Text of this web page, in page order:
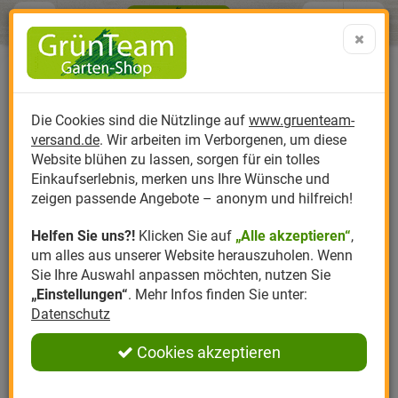
Produktkatalog
Anzucht
Dünger
Erde
Kompost
Pflanzenstärkung
Nützlinge Nützlinge gegen
Nützlingsarten
Nützlingsförderung
Nützlingszubehör
Hersteller
Biplantol
Felco
Gloria
Greenfield
Romberg
Themenwelt
Gemüsegarten
Rasen
Rosen
Ziergarten
Kräutergarten
Ratgeber
Aktuelle Themen
Schädlinge aktuell
Angebote
Sparsets / Set-
Angebote
0 ARTIKEL IM WARENKORB
Ergebnisse () Fertig
Menü Search
Die Cookies sind die Nützlinge auf www.gruenteam-
versand.de. Wir arbeiten im Verborgenen, um diese
Website blühen zu lassen, sorgen für ein tolles
Einkaufserlebnis, merken uns Ihre Wünsche und
zeigen passende Angebote – anonym und hilfreich!
Helfen Sie uns?! Klicken Sie auf „Alle akzeptieren“,
um alles aus unserer Website herauszuholen. Wenn
Sie Ihre Auswahl anpassen möchten, nutzen Sie
„Einstellungen“. Mehr Infos finden Sie unter:
Datenschutz
Cookies akzeptieren